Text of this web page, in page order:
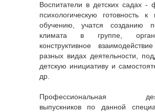
Воспитатели в детских садах -
психологическую готовность к
обучению, учатся созданию
климата в группе,
конструктивное
разных видах деятельности,
детскую инициативу и
др.
Профессиональная
выпускников по данной